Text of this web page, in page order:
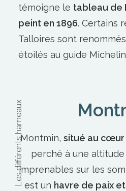
témoigne le tableau de
peint en 1896. Certains
Talloires sont
étoilés au guide
Montmin, situé au cœur
perché à une
imprenables sur les
est un havre de paix
Les différents hameaux